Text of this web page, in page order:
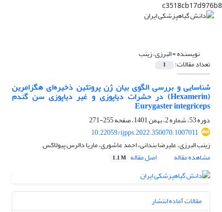
c3518cb17d976b8
نویسنده =البرزی، زینب
تعداد مقالات: 1
شناسایی و بررسی الگوی بیان ژن پروتئین ذخیره‌ای هگزامرین
(Hexamerin) در حشرات دیاپوزی و غیر دیاپوزی سن گندم
Eurygaster integriceps
دوره 53، شماره 2، بهمن 1401، صفحه
255-271
10.22059/ijpps.2022.350070.1007011
زینب البرزی، علیرضا بندانی، احمد عاشوری، ماریا دالرس پیولاکس
مشاهده مقاله
اصل مقاله 1.1 M
مقالات آماده انتشار